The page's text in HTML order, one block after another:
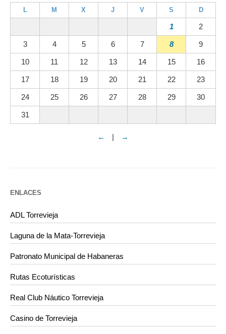
L M X J V S D
1 2
3 4 5 6 7 8 9
10 11 12 13 14 15 16
17 18 19 20 21 22 23
24 25 26 27 28 29 30
31
← | →
ENLACES
ADL Torrevieja
Laguna de la Mata-Torrevieja
Patronato Municipal de Habaneras
Rutas Ecoturísticas
Real Club Náutico Torrevieja
Casino de Torrevieja